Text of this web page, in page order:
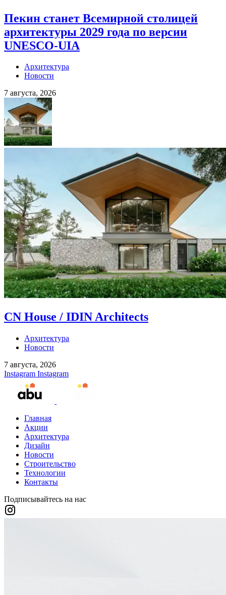
Пекин станет Всемирной столицей
архитектуры 2029 года по версии
UNESCO-UIA
Архитектура
Новости
7 августа, 2026
CN House / IDIN Architects
Архитектура
Новости
7 августа, 2026
Instagram Instagram
Главная
Акции
Архитектура
Дизайн
Новости
Строительство
Технологии
Контакты
Подписывайтесь на нас